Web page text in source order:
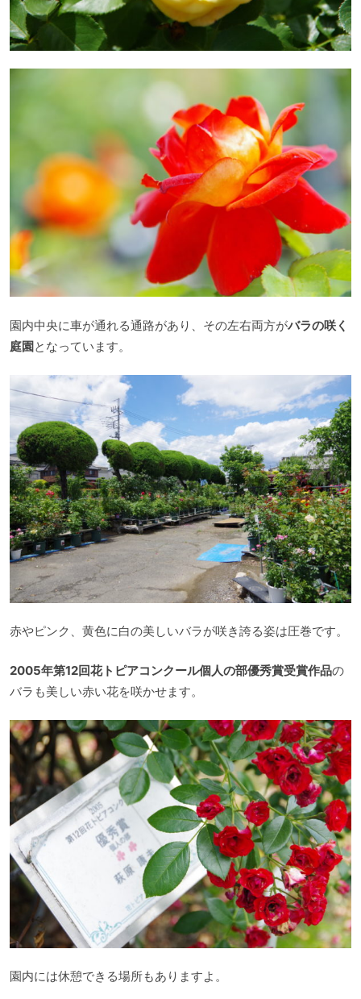
園内中央に車が通れる通路があり、その左右両方がバラの咲く
庭園となっています。
赤やピンク、黄色に白の美しいバラが咲き誇る姿は圧巻です。
2005年第12回花トピアコンクール個人の部優秀賞受賞作品の
バラも美しい赤い花を咲かせます。
園内には休憩できる場所もありますよ。